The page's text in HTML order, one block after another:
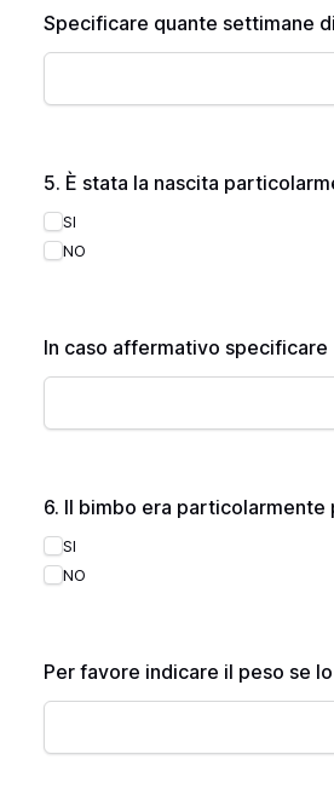
Specificare quante settimane
5. È stata la nascita
SI
NO
In caso affermativo specificare
6. Il bimbo era
SI
NO
Per favore indicare il peso se